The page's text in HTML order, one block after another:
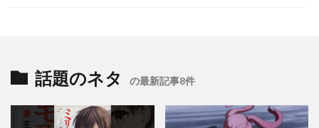
話題のネタ の最新記事8件